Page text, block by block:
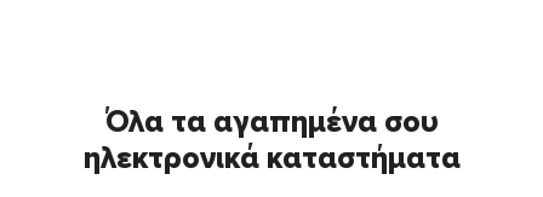
Όλα τα αγαπημένα σου
ηλεκτρονικά καταστήματα